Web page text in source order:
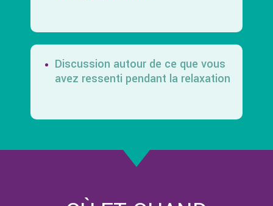
Discussion autour de ce que vous
avez ressenti pendant la relaxation